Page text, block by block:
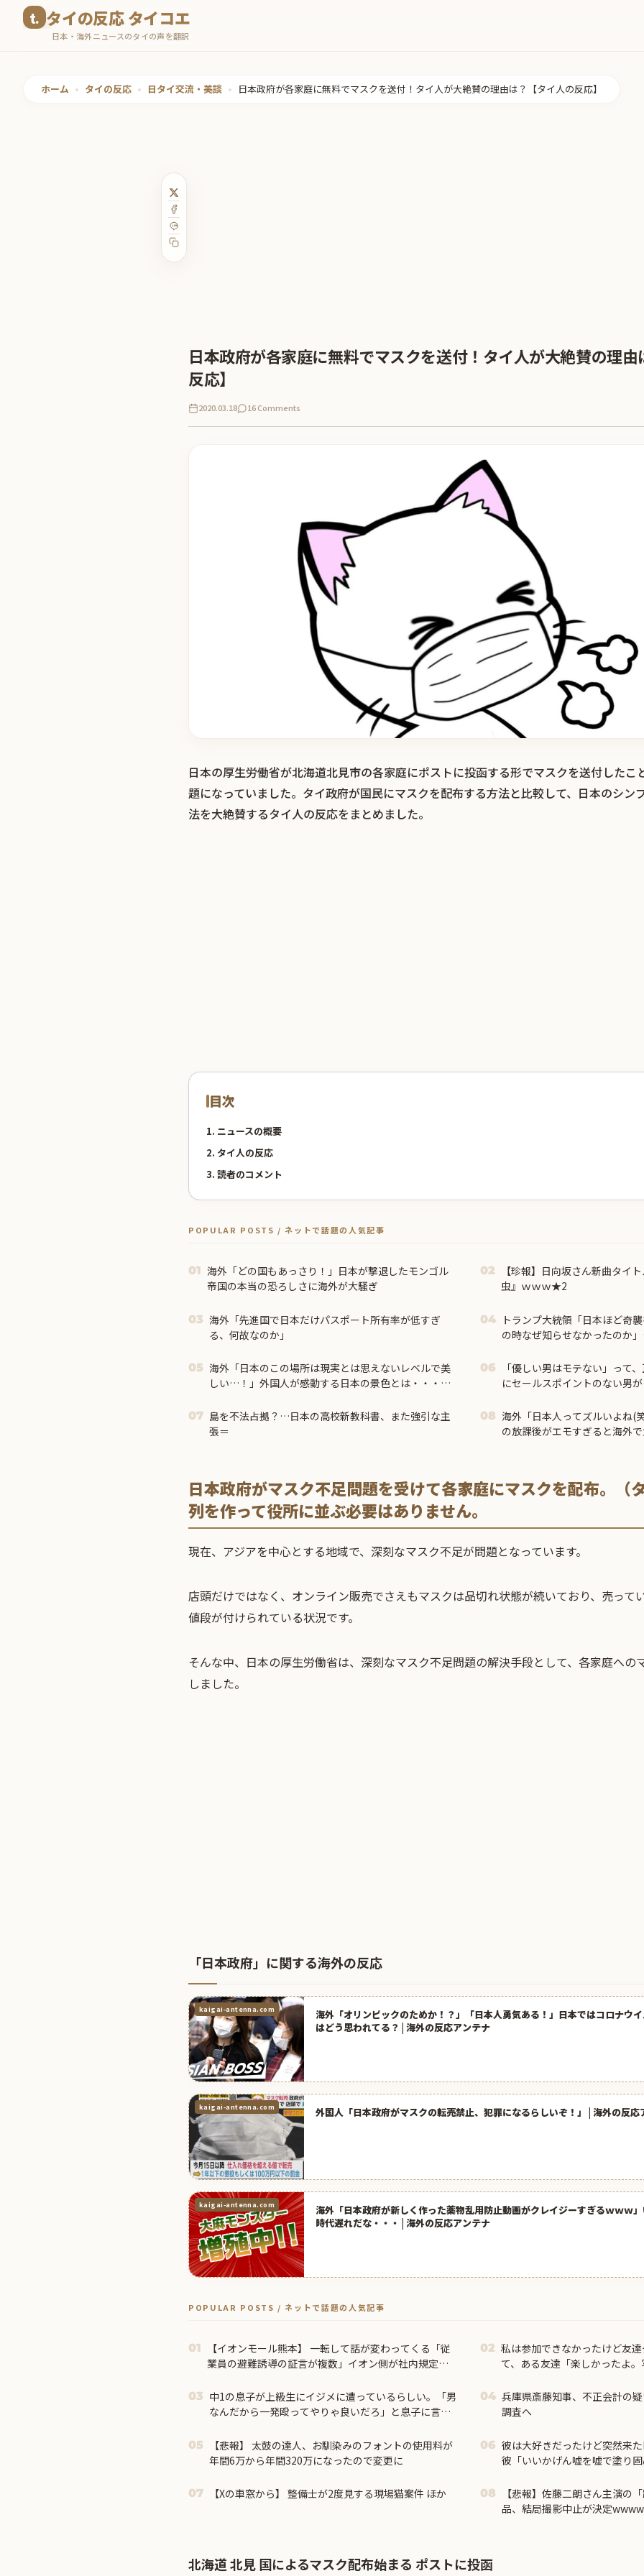
タイの反応 タイコエ
日本・海外ニュースのタイの声を翻訳
ホーム • タイの反応 • 日タイ交流・美談 • 日本政府が各家庭に無料でマスクを送付！タイ人が大絶賛の理由は？【タイ人の反応】
日本政府が各家庭に無料でマスクを送付！タイ人が大絶賛の理
反応】
2020.03.18 16 Comments
日本の厚生労働省が北海道北見市の各家庭にポストに投函する形でマスクを送付したこ
題になっていました。タイ政府が国民にマスクを配布する方法と比較して、日本のシン
法を大絶賛するタイ人の反応をまとめました。
目次
1. ニュースの概要
2. タイ人の反応
3. 読者のコメント
POPULAR POSTS / ネットで話題の人気記事
01 海外「どの国もあっさり！」日本が撃退したモンゴル
帝国の本当の恐ろしさに海外が大騒ぎ
02
【珍報】日向坂さん新曲タイ
虫』ｗｗｗ★2
03 海外「先進国で日本だけパスポート所有率が低すぎ
る、何故なのか」
04
トランプ大統領「日本ほど奇
の時なぜ知らせなかったのか
05 海外「日本のこの場所は現実とは思えないレベルで美
しい…！」外国人が感動する日本の景色とは・・・？
06
「優しい男はモテない」って
にセールスポイントのない男
07 島を不法占拠？…日本の高校新教科書、また強引な主
張＝
08 海外「日本人ってズルいよね(
の放課後がエモすぎると海外
日本政府がマスク不足問題を受けて各家庭にマスクを配布。（
列を作って役所に並ぶ必要はありません。
現在、アジアを中心とする地域で、深刻なマスク不足が問題となっています。
店頭だけではなく、オンライン販売でさえもマスクは品切れ状態が続いており、売って
値段が付けられている状況です。
そんな中、日本の厚生労働省は、深刻なマスク不足問題の解決手段として、各家庭への
しました。
「日本政府」に関する海外の反応
kaigai-antenna.com
海外「オリンピックのためか！？」「日本人勇気ある！」日本ではコロナウ
はどう思われてる？ | 海外の反応アンテナ
kaigai-antenna.com 外国人「日本政府がマスクの転売禁止、犯罪になるらしいぞ！」 | 海外の反応
kaigai-antenna.com
海外「日本政府が新しく作った薬物乱用防止動画がクレイジーすぎるｗｗｗ
時代遅れだな・・・ | 海外の反応アンテナ
POPULAR POSTS / ネットで話題の人気記事
01
【イオンモール熊本】 一転して話が変わってくる「従
業員の避難誘導の証言が複数」イオン側が社内規定に
02 私は参加できなかったけど友
て、ある友達「楽しかったよ
03 中1の息子が上級生にイジメに遭っているらしい。「男
なんだから一発殴ってやりゃ良いだろ」と息子に言っ
04 兵庫県斎藤知事、不正会計の
調査へ
05
【悲報】 太鼓の達人、お馴染みのフォントの使用料が
年間6万から年間320万になったので変更に
06 彼は大好きだったけど突然来た
彼「いいかげん嘘を嘘で塗り
07 【Xの車窓から】 整備士が2度見する現場猫案件 ほか 08
【悲報】佐藤二朗さん主演の
品、結局撮影中止が決定
北海道 北見 国によるマスク配布始まる ポストに投函